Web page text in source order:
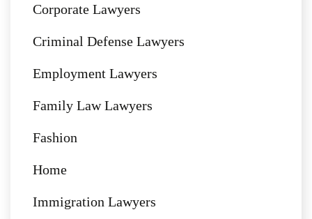
Corporate Lawyers
Criminal Defense Lawyers
Employment Lawyers
Family Law Lawyers
Fashion
Home
Immigration Lawyers